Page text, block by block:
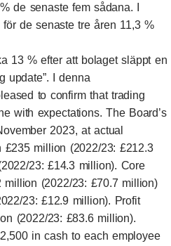
de senaste fem sådana. I
de senaste tre åren 11,3 %
13 % efter att bolaget släppt en
update”. I denna
to confirm that trading
with expectations. The Board’s
2023, at actual
million (2022/23: £212.3
23: £14.3 million). Core
(2022/23: £70.7 million)
23: £12.9 million). Profit
(2022/23: £83.6 million).
in cash to each employee